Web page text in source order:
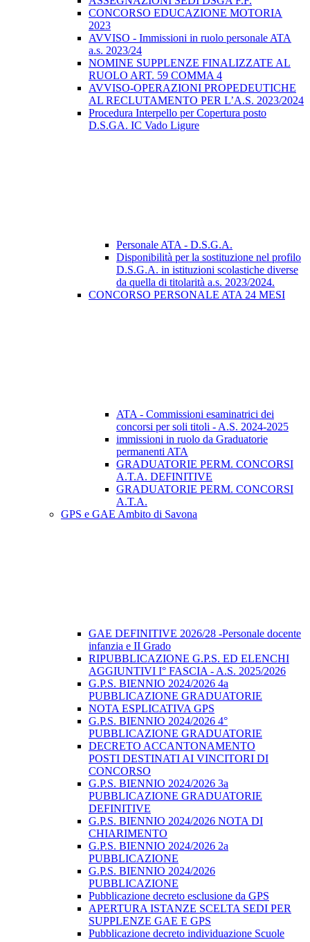
CONCORSO EDUCAZIONE MOTORIA
2023
AVVISO - Immissioni in ruolo personale ATA
a.s. 2023/24
NOMINE SUPPLENZE FINALIZZATE AL
RUOLO ART. 59 COMMA 4
AVVISO-OPERAZIONI PROPEDEUTICHE
AL RECLUTAMENTO PER L’A.S. 2023/2024
Procedura Interpello per Copertura posto
D.S.GA. IC Vado Ligure
Personale ATA - D.S.G.A.
Disponibilità per la sostituzione nel profilo
D.S.G.A. in istituzioni scolastiche diverse
da quella di titolarità a.s. 2023/2024.
CONCORSO PERSONALE ATA 24 MESI
ATA - Commissioni esaminatrici dei
concorsi per soli titoli - A.S. 2024-2025
immissioni in ruolo da Graduatorie
permanenti ATA
GRADUATORIE PERM. CONCORSI
A.T.A. DEFINITIVE
GRADUATORIE PERM. CONCORSI
A.T.A.
GPS e GAE Ambito di Savona
GAE DEFINITIVE 2026/28 -Personale docente
infanzia e II Grado
RIPUBBLICAZIONE G.P.S. ED ELENCHI
AGGIUNTIVI I° FASCIA - A.S. 2025/2026
G.P.S. BIENNIO 2024/2026 4a
PUBBLICAZIONE GRADUATORIE
NOTA ESPLICATIVA GPS
G.P.S. BIENNIO 2024/2026 4°
PUBBLICAZIONE GRADUATORIE
DECRETO ACCANTONAMENTO
POSTI DESTINATI AI VINCITORI DI
CONCORSO
G.P.S. BIENNIO 2024/2026 3a
PUBBLICAZIONE GRADUATORIE
DEFINITIVE
G.P.S. BIENNIO 2024/2026 NOTA DI
CHIARIMENTO
G.P.S. BIENNIO 2024/2026 2a
PUBBLICAZIONE
G.P.S. BIENNIO 2024/2026
PUBBLICAZIONE
Pubblicazione decreto esclusione da GPS
APERTURA ISTANZE SCELTA SEDI PER
SUPPLENZE GAE E GPS
Pubblicazione decreto individuazione Scuole